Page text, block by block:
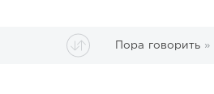
Пора говорить »